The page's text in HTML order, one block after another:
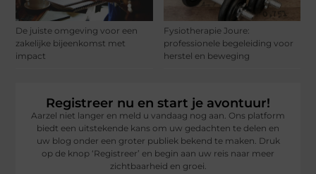
De juiste omgeving voor een
zakelijke bijeenkomst met
impact
Fysiotherapie Joure:
professionele begeleiding voor
herstel en beweging
Registreer nu en start je avontuur!
Aarzel niet langer en meld u vandaag nog aan. Ons platform
biedt een uitstekende kans om uw gedachten te delen en
uw blog onder een groter publiek bekend te maken. Druk
op de knop ‘Registreer’ en begin aan uw reis naar meer
zichtbaarheid en groei.